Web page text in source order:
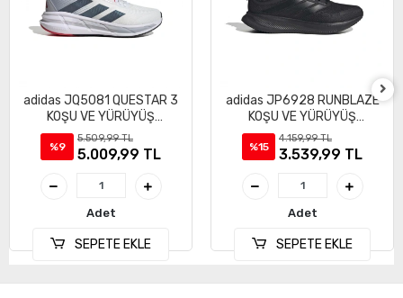
adidas JQ5081 QUESTAR 3
KOŞU VE YÜRÜYÜŞ
AYAKKABI
%9
5.509,99 TL
5.009,99 TL
Adet
SEPETE EKLE
adidas JP6928 RUNBLAZE
KOŞU VE YÜRÜYÜŞ
AYAKKABI
%15
4.159,99 TL
3.539,99 TL
Adet
SEPETE EKLE